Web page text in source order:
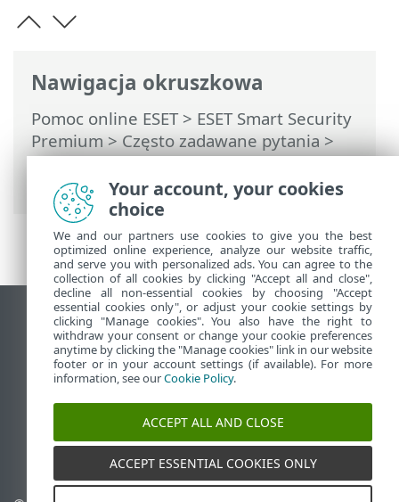
Nawigacja okruszkowa
Pomoc online ESET> ESET Smart Security
Premium>Często zadawane pytania>
Planowanie cotygodniowego skanowania
komputera
Wyświetl witrynę internetową dla
komputerów
End of Life
Baza wiedzy ESET
Forum ESET
ESET Status Portal
Pomoc regionalna
Your account, your cookies
choice
We and our partners use cookies to give you the best
optimized online experience, analyze our website traffic,
and serve you with personalized ads. You can agree to the
collection of all cookies by clicking "Accept all and close",
decline all non-essential cookies by choosing "Accept
essential cookies only", or adjust your cookie settings by
clicking "Manage cookies". You also have the right to
withdraw your consent or change your cookie preferences
anytime by clicking the "Manage cookies" link in our website
footer or in your account settings (if available). For more
information, see ourCookie Policy.
ACCEPT ALL AND CLOSE
ACCEPT ESSENTIAL COOKIES ONLY